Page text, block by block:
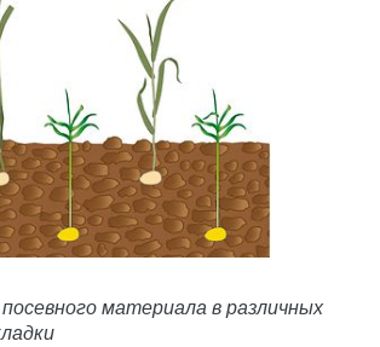
материала в различных